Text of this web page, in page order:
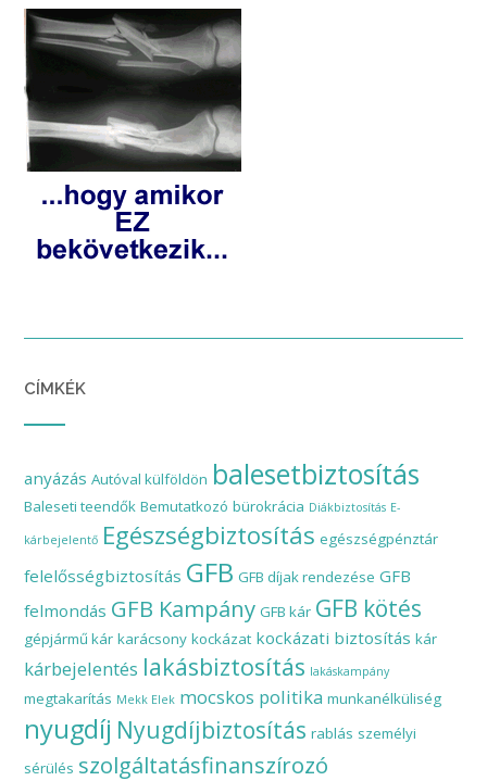
CÍMKÉK
anyázás Autóval külföldön balesetbiztosítás
Baleseti teendők Bemutatkozó bürokrácia Diákbiztosítás E-
kárbejelentő Egészségbiztosítás egészségpénztár
felelősségbiztosítás GFB GFB díjak rendezése GFB
felmondás GFB Kampány GFB kár GFB kötés
gépjármű kár karácsony kockázat kockázati biztosítás kár
kárbejelentés lakásbiztosítás lakáskampány
megtakarítás Mekk Elek mocskos politika munkanélküliség
nyugdíj Nyugdíjbiztosítás rablás személyi
sérülés szolgáltatásfinanszírozó